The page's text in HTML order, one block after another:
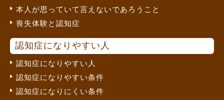
本人が思っていて言えないであろうこと
喪失体験と認知症
認知症になりやすい人
認知症になりやすい人
認知症になりやすい条件
認知症になりにくい条件